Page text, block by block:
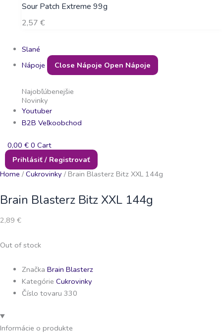
Sour Patch Extreme 99g
2,57 €
Slané
Nápoje
Close Nápoje Open Nápoje
Najobľúbenejšie
Novinky
Youtuber
B2B Veľkoobchod
0,00 € 0 Cart
Prihlásiť / Registrovať
Home / Cukrovinky / Brain Blasterz Bitz XXL 144g
Brain Blasterz Bitz XXL 144g
2,89 €
Out of stock
Značka Brain Blasterz
Kategórie Cukrovinky
Číslo tovaru 330
Informácie o produkte